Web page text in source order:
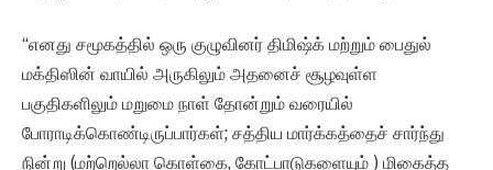
“எனது சமூகத்தில் ஒரு குழுவினர் திமிஷ்க் மற்றும் பைதுல்
மக்திஸின் வாயில் அருகிலும் அதனைச் சூழவுள்ள
பகுதிகளிலும் மறுமை நாள் தோன்றும் வரையில்
போராடிக்கொண்டிருப்பார்கள்; சத்திய மார்க்கத்தைச் சார்ந்து
நின்று (மற்றெல்லா கொள்கை, கோட்பாடுகளையும் ) மிகைத்த